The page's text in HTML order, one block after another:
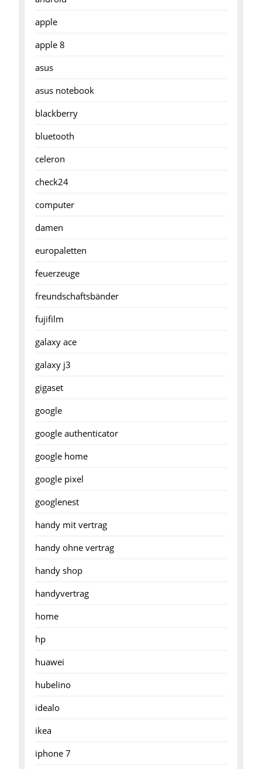
apple
apple 8
asus
asus notebook
blackberry
bluetooth
celeron
check24
computer
damen
europaletten
feuerzeuge
freundschaftsbänder
fujifilm
galaxy ace
galaxy j3
gigaset
google
google authenticator
google home
google pixel
googlenest
handy mit vertrag
handy ohne vertrag
handy shop
handyvertrag
home
hp
huawei
hubelino
idealo
ikea
iphone 7